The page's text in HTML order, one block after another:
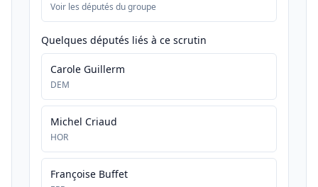
Voir les députés du groupe
Quelques députés liés à ce scrutin
Carole Guillerm
DEM
Michel Criaud
HOR
Françoise Buffet